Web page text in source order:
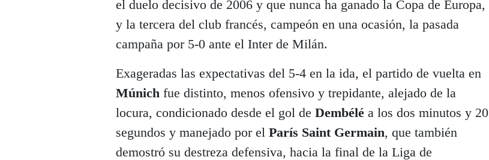
el duelo decisivo de 2006 y que nunca ha ganado la Copa de Europa,
y la tercera del club francés, campeón en una ocasión, la pasada
campaña por 5-0 ante el Inter de Milán.
Exageradas las expectativas del 5-4 en la ida, el partido de vuelta en
Múnich fue distinto, menos ofensivo y trepidante, alejado de la
locura, condicionado desde el gol de Dembélé a los dos minutos y 20
segundos y manejado por el París Saint Germain, que también
demostró su destreza defensiva, hacia la final de la Liga de